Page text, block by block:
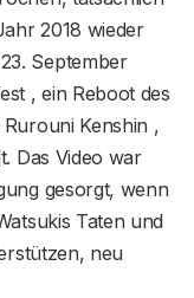
2018 wieder
September
, ein Reboot des
Kenshin ,
Das Video war
gesorgt, wenn
Taten und
neu